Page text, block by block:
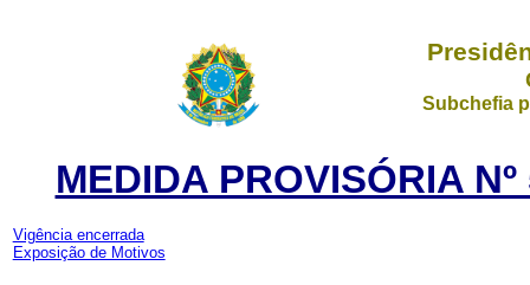
Subchefia
MEDIDA PROVISÓRIA
Vigência encerrada
Exposição de Motivos